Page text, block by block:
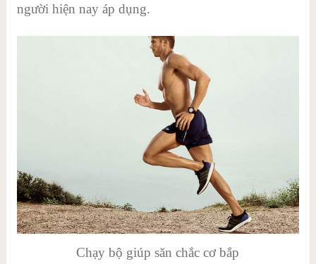
người hiện nay áp dụng.
Chạy bộ giúp săn chắc cơ bắp